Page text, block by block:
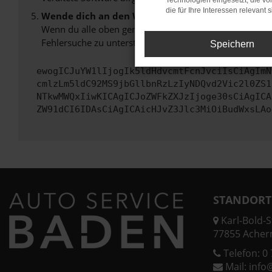
Wende dich an den Webseitenbetreiber.
Wenn du alle oben genannten Schritte versucht hast,
Fehlersuche zu unterstützen:
Karl-Bold-
77855
Telefon: 0
Mail:
die für Ihre Interessen relevant
Speichern